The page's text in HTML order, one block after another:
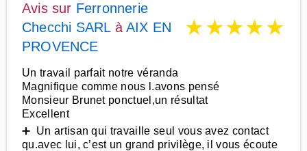
Avis sur Ferronnerie
Checchi SARLàAIX EN
PROVENCE
★★★★★
Un travail parfait notre véranda
Magnifique comme nous l.avons pensé
Monsieur Brunet ponctuel,un résultat
Excellent
➕ Un artisan qui travaille seul vous avez contact
qu.avec lui, c’est un grand privilège, il vous écoute